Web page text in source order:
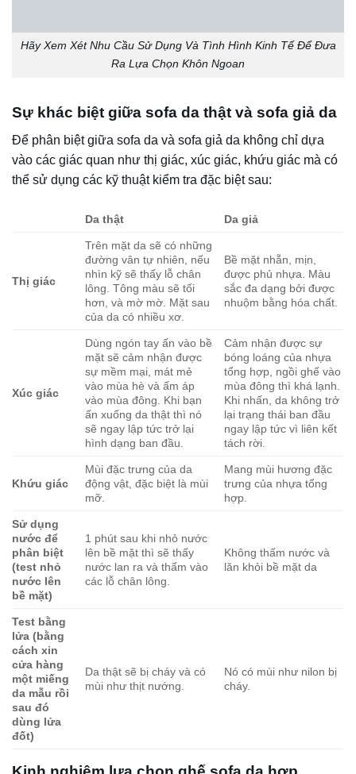
gặp khó khăn trong việc thiết kế nội thất không gian.
Bởi đó, để đảm bảo sự hài hòa giữa mệnh cách và vẻ đẹp
khảo ý kiến tư vấn từ nhân viên bán hàng. Gia chủ mệnh
Thổ nên tránh bộ sofa có màu xanh nước biển, đen, và
xanh lá cây, vì những màu này có thể tạo ra một cảm giác
không tốt cho tâm trạng. Mặc dù ảnh hưởng đến tâm trạng
hưởng đáng kể đến may mắn của gia chủ, do đó, cần phải
Lựa chọn sản phẩm sofa da cho gia chủ mệnh Kim
Nếu gia chủ mệnh Kim thì nên lựa chọn những mẫu sofa
da có màu vàng, trắng, bạc,…Những màu sắc này không
nội thất trong phòng khách. Nhiều người còn e ngại bẩn vì
những màu sắc này quá sáng thì cũng đừng lo. Bởi sử
dụng sofa chất liệu da thì thường ít bám bẩn, dễ vệ sinh
hơn hẳn nhiều chất liệu khác.
Lựa chọn sản phẩm sofa phù hợp với gia chủ mệnh
Đối với gia chủ mệnh Hỏa muốn hợp phong thủy thì nên
Có thể thấy, những màu ghế này khá khó trong việc kết
hợp với những trang thiết bị nội thất khác trong căn phòng.
Do đó, khi lựa chọn sofa da hợp mệnh gia chủ có thể lựa
chọn những màu nhạt hơn một chút. Hoặc bạn cũng có thể
lựa chọn những gam màu trong sự tương sinh như vàng,
trắng, bạc.
Kinh nghiệm chọn được bộ sofa đẹp, phù
hợp không gian
1.Lựa chọn chất liệu khung sofa
Khung của ghế sofa thường được làm bằng gỗ công
nghiệp chống thấm nước, khung kim loại sơn tĩnh điện,